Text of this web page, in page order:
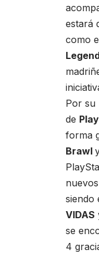
estará
como
Por su
de
forma
Brawl
siendo
VIDAS
se
4